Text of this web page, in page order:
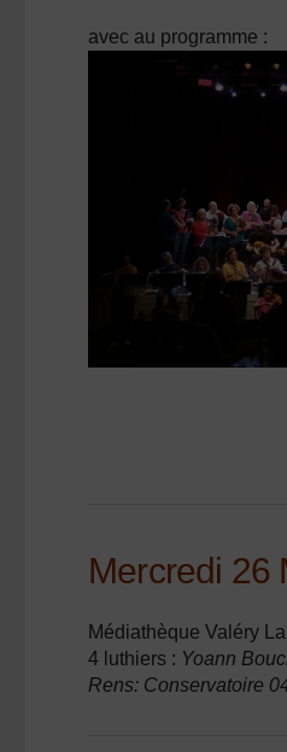
avec au programme :
Mercredi 26
Médiathèque Valéry
4 luthiers : Yoann
Rens: Conservatoire